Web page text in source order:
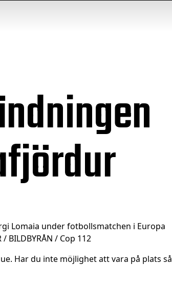
Har du inte möjlighet att vara på plats så